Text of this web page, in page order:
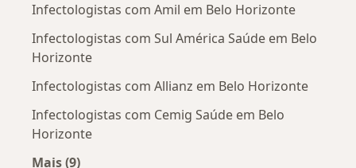
Infectologistas com Amil em Belo Horizonte
Infectologistas com Sul América Saúde em Belo
Horizonte
Infectologistas com Allianz em Belo Horizonte
Infectologistas com Cemig Saúde em Belo
Horizonte
Mais (9)